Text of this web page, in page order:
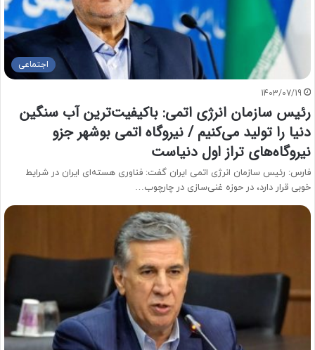
اجتماعی
1403/07/19
رئیس سازمان انرژی اتمی: باکیفیت‌ترین آب سنگین
دنیا را تولید می‌کنیم / نیروگاه اتمی بوشهر جزو
نیروگاه‌های تراز اول دنیاست
فارس: رئیس سازمان انرژی اتمی ایران گفت: فناوری هسته‌ای ایران در شرایط
خوبی قرار دارد، در حوزه غنی‌سازی در چارچوب…